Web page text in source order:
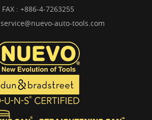
FAX : +886-4-7263255
service@nuevo-auto-tools.com